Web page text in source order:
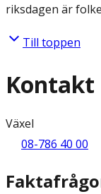
riksdagen är
Till toppen
Kontakt
Växel
08-786 40 00